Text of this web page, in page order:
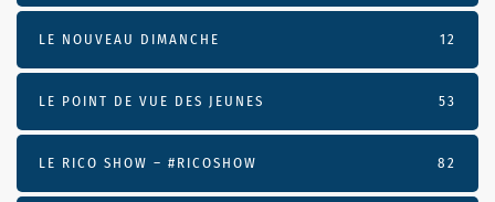
LE NOUVEAU DIMANCHE 12
LE POINT DE VUE DES JEUNES 53
LE RICO SHOW – #RICOSHOW 82